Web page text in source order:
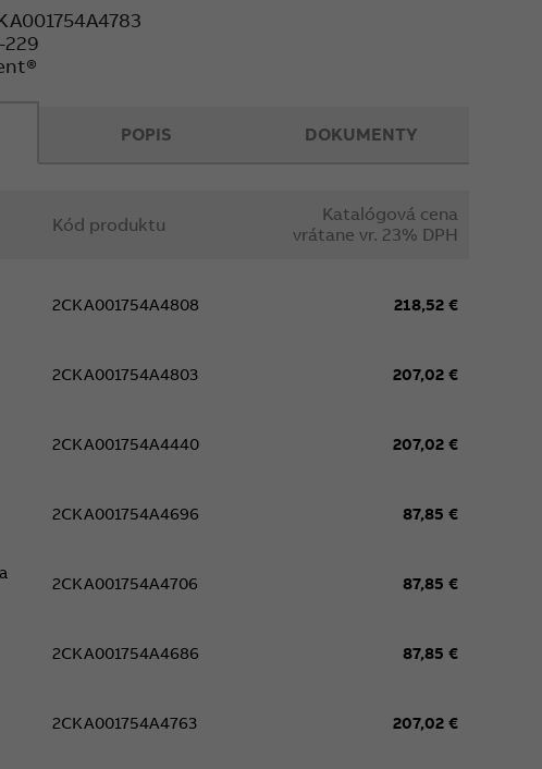
229
Kód produktu
Katalógová cena
vrátane vr. 23% DPH
2CKA001754A4808 218,52 €
2CKA001754A4803 207,02 €
2CKA001754A4440 207,02 €
2CKA001754A4696 87,85 €
2CKA001754A4706 87,85 €
2CKA001754A4686 87,85 €
2CKA001754A4763 207,02 €
POPIS DOKUMENTY